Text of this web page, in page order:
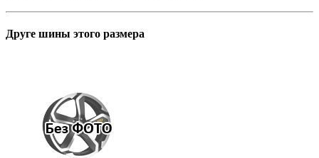
Друге шины этого размера